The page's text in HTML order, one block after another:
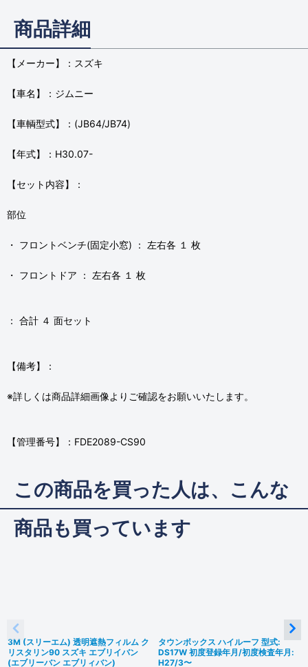
商品詳細
【メーカー】：スズキ
【車名】：ジムニー
【車輌型式】：(JB64/JB74)
【年式】：H30.07-
【セット内容】：
部位
・ フロントベンチ(固定小窓) ： 左右各 １ 枚
・ フロントドア ： 左右各 １ 枚
： 合計 ４ 面セット
【備考】：
※詳しくは商品詳細画像よりご確認をお願いいたします。
【管理番号】：FDE2089-CS90
この商品を買った人は、こんな
商品も買っています
3M (スリーエム) 透明遮熱フィルム ク
リスタリン90 スズキ エブリイバン
(エブリーバン エブリィバン)
タウンボックス ハイルーフ 型式:
DS17W 初度登録年月/初度検査年月:
H27/3〜